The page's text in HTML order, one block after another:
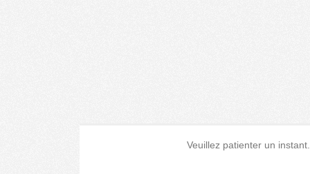
Veuillez patienter un